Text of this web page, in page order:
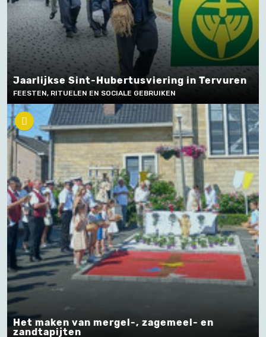
Jaarlijkse Sint-Hubertusviering in Tervuren
FEESTEN, RITUELEN EN SOCIALE GEBRUIKEN
Het maken van mergel-, zagemeel- en
zandtapijten